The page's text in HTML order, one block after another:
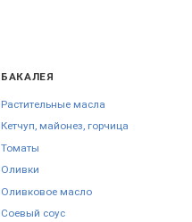
БАКАЛЕЯ
Растительные масла
Кетчуп, майонез, горчица
Томаты
Оливки
Оливковое масло
Соевый соус